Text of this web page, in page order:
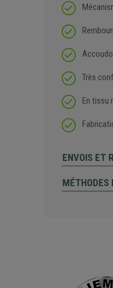
Très
En tissu
ENVOIS ET
MÉTHODES